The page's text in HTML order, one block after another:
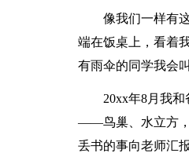
像我们一样有
端在饭桌上，看着
有雨伞的同学我会
20xx年8月我
——鸟巢、水立方，
丢书的事向老师汇